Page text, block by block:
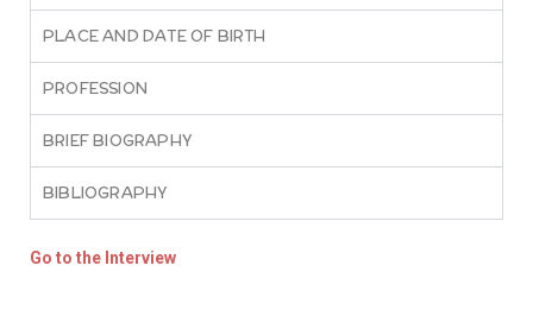
PLACE AND DATE OF BIRTH
PROFESSION
BRIEF BIOGRAPHY
BIBLIOGRAPHY
Go to the Interview